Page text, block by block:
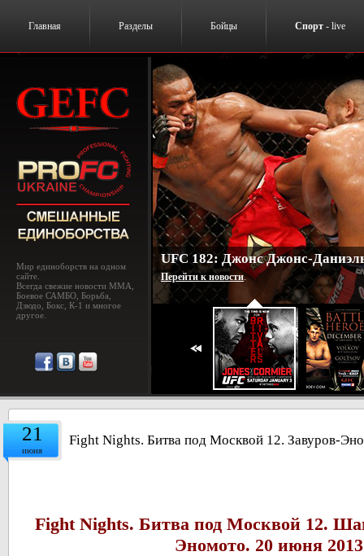
Главная Разделы Бойцы Спорт - live
Мир единоборств на одном
сайте.
Всегда свежие новости MMA,
Боевое САМБО, Борьба,
Дзюдо, Бокс, К-1 и многое
другое.
UFC 182: Джонс Джонс-
Перейти к новости.
21
июня
Fight Nights. Битва под Москвой 12. Завуров-
Fight Nights. Битва под Москвой 12.
Эномото. 20 июня 2013